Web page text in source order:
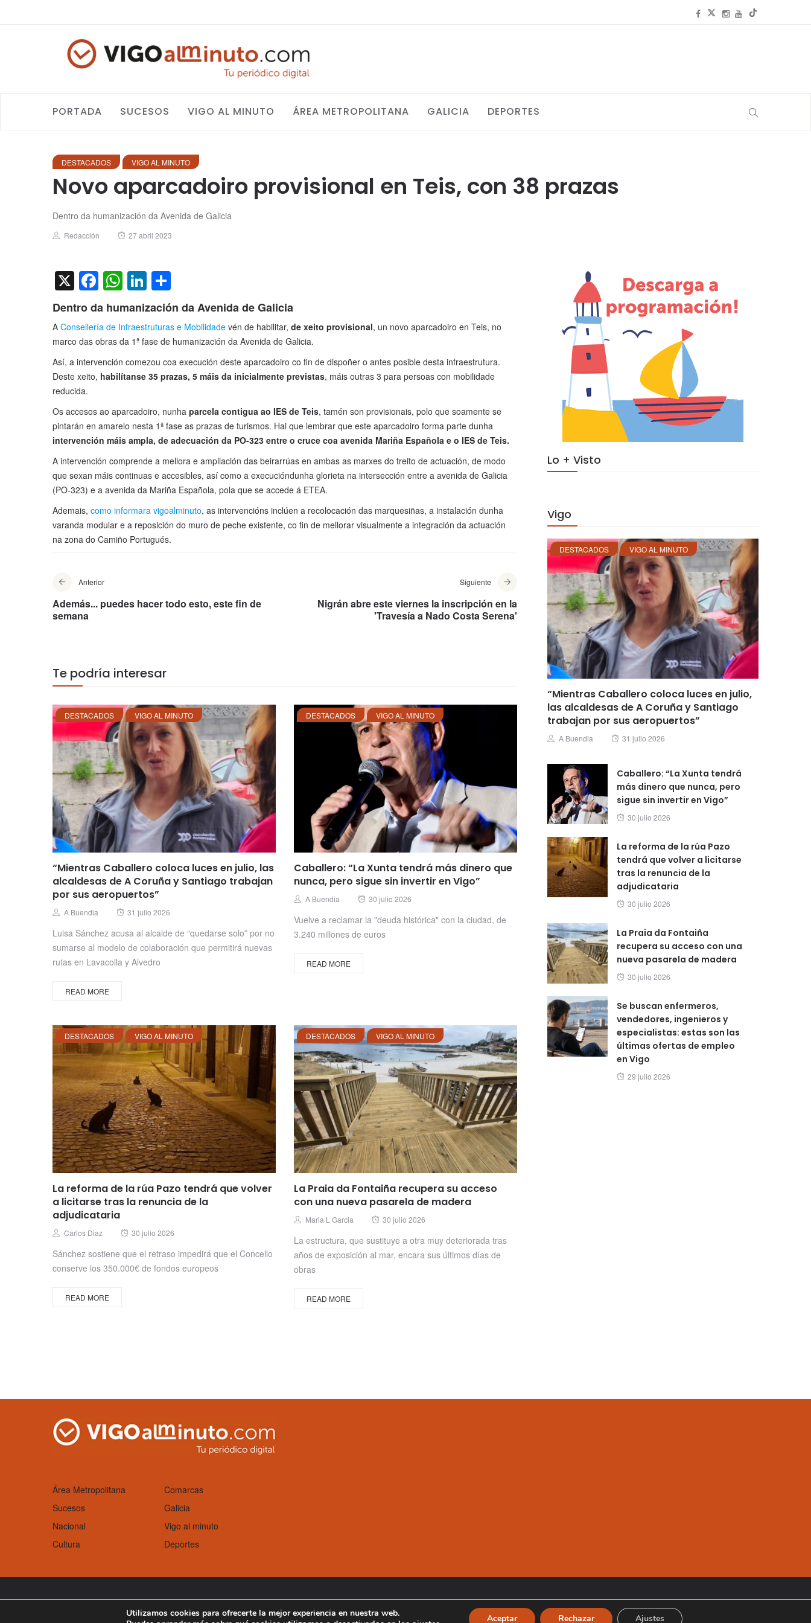
PORTADA SUCESOS VIGO AL MINUTO ÁREA METROPOLITANA GALICIA DEPORTES
DESTACADOS VIGO AL MINUTO
Novo aparcadoiro provisional en Teis, con 38 prazas
Dentro da humanización da Avenida de Galicia
Author
Redacción
Posted
27 abril 2023
X Facebook
WhatsApp
LinkedIn
Dentro da humanización da Avenida de Galicia
A Consellería de Infraestruturas e Mobilidade vén de habilitar, de xeito provisional, un novo aparcadoiro en Teis, no
marco das obras da 1ª fase de humanización da Avenida de Galicia.
Así, a intervención comezou coa execución deste aparcadoiro co fin de dispoñer o antes posible desta infraestrutura.
Deste xeito, habilítanse 35 prazas, 5 máis da inicialmente previstas, máis outras 3 para persoas con mobilidade
reducida.
Os accesos ao aparcadoiro, nunha parcela contigua ao IES de Teis, tamén son provisionais, polo que soamente se
pintarán en amarelo nesta 1ª fase as prazas de turismos. Hai que lembrar que este aparcadoiro forma parte dunha
intervención máis ampla, de adecuación da PO-323 entre o cruce coa avenida Mariña Española e o IES de Teis.
A intervención comprende a mellora e ampliación das beirarrúas en ambas as marxes do treito de actuación, de modo
que sexan máis continuas e accesibles, así como a execucióndunha glorieta na intersección entre a avenida de Galicia
(PO-323) e a avenida da Mariña Española, pola que se accede á ETEA.
Ademais, como informara vigoalminuto, as intervencións inclúen a recolocación das marquesiñas, a instalación dunha
varanda modular e a reposición do muro de peche existente, co fin de mellorar visualmente a integración da actuación
na zona do Camiño Portugués.
Anterior
Además... puedes hacer todo esto, este fin de
semana
Siguiente
Nigrán abre este viernes la inscripción en la
'Travesía a Nado Costa Serena'
Te podría interesar
DESTACADOS VIGO AL MINUTO
“Mientras Caballero coloca luces en julio, las
alcaldesas de A Coruña y Santiago trabajan
por sus aeropuertos”
Author
A Buendia
Posted
31 julio 2026
Luisa Sánchez acusa al alcalde de “quedarse solo” por no
sumarse al modelo de colaboración que permitirá nuevas
rutas en Lavacolla y Alvedro
READ MORE
DESTACADOS VIGO AL MINUTO
Caballero: “La Xunta tendrá más dinero que
nunca, pero sigue sin invertir en Vigo”
Author
A Buendia
Posted
30 julio 2026
Vuelve a reclamar la "deuda histórica" con la ciudad, de
3.240 millones de euros
READ MORE
DESTACADOS VIGO AL MINUTO
La reforma de la rúa Pazo tendrá que volver
a licitarse tras la renuncia de la
adjudicataria
Author
Carlos Diaz
Posted
30 julio 2026
Sánchez sostiene que el retraso impedirá que el Concello
conserve los 350.000€ de fondos europeos
READ MORE
DESTACADOS VIGO AL MINUTO
La Praia da Fontaiña recupera su acceso
con una nueva pasarela de madera
Author
Maria L Garcia
Posted
30 julio 2026
La estructura, que sustituye a otra muy deteriorada tras
años de exposición al mar, encara sus últimos días de
obras
READ MORE
Lo + Visto
Vigo
DESTACADOS VIGO AL MINUTO
“Mientras Caballero coloca luces en julio,
las alcaldesas de A Coruña y Santiago
trabajan por sus aeropuertos”
Author
A Buendia
Posted
31 julio 2026
Caballero: “La Xunta tendrá
más dinero que nunca, pero
sigue sin invertir en Vigo”
Posted
30 julio 2026
La reforma de la rúa Pazo
tendrá que volver a licitarse
tras la renuncia de la
adjudicataria
Posted
30 julio 2026
La Praia da Fontaiña
recupera su acceso con una
nueva pasarela de madera
Posted
30 julio 2026
Se buscan enfermeros,
vendedores, ingenieros y
especialistas: estas son las
últimas ofertas de empleo
en Vigo
Posted
29 julio 2026
Área Metropolitana
Comarcas
Sucesos
Galicia
Nacional
Vigo al minuto
Cultura
Deportes
Utilizamos cookies para ofrecerte la mejor experiencia en nuestra web.
Aceptar Rechazar Ajustes